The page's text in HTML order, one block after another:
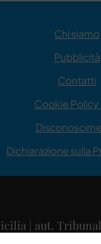
Chi siamo
Pubblicità
Contatti
Cookie Policy
Dichiarazione sulla
| aut.